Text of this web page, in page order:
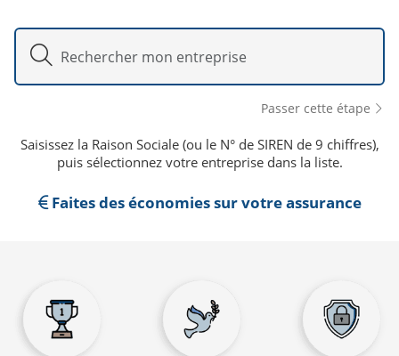
Passer cette étape
Saisissez la Raison Sociale (ou le N° de SIREN de 9 chiffres),
puis sélectionnez votre entreprise dans la liste.
Faites des économies sur votre assurance